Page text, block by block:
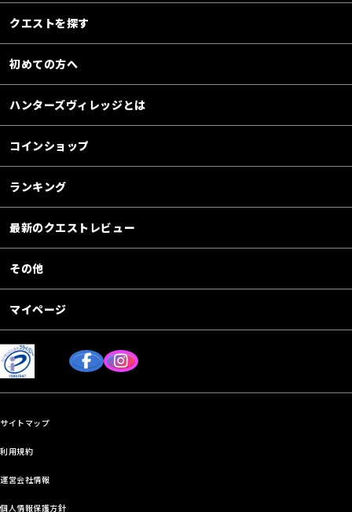
クエストを探す
初めての方へ
ハンターズヴィレッジとは
コインショップ
ランキング
最新のクエストレビュー
その他
マイページ
サイトマップ
利用規約
運営会社情報
個人情報保護方針